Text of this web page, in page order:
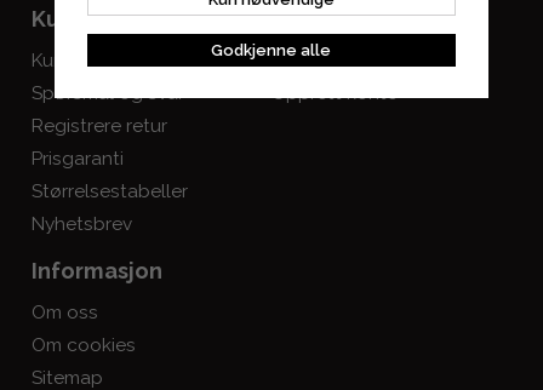
Kundeservice
Kundeservice
Spørsmål og svar
Registrere retur
Prisgaranti
Størrelsestabeller
Nyhetsbrev
Mine sider
Logg inn
Opprett konto
Informasjon
Om oss
Om cookies
Sitemap
Godkjenne alle